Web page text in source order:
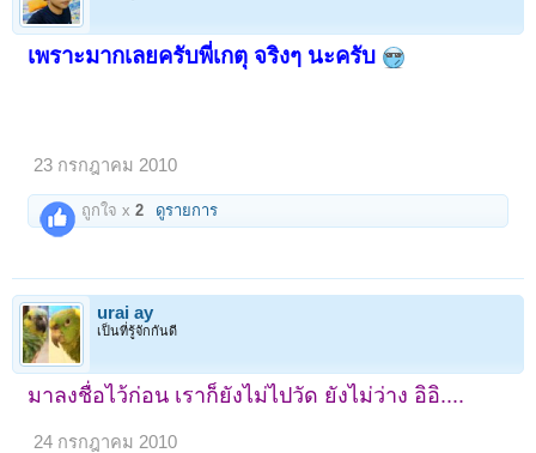
เพราะมากเลยครับพี่เกตุ จริงๆ นะครับ
23 กรกฎาคม 2010
ถูกใจ x2 ดูรายการ
urai ay
เป็นที่รู้จักกันดี
มาลงชื่อไว้ก่อน เราก็ยังไม่ไปวัด ยังไม่ว่าง อิอิ....
24 กรกฎาคม 2010